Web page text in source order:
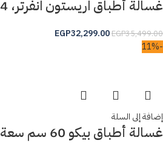
غسالة أطباق اريستون انفرتر، 14 فرد، 60 سم، ستانلس ستيل – LFC3C33WFX
EGP35,499.00
EGP32,299.00
-11%
إضافة إلى السلة
غسالة أطباق بيكو 60 سم سعة 14 فرد بخاصية نصف الحمولة والبخار لون فضي موديل BDFN15420S